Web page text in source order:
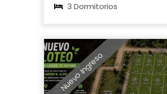
3 Dormitorios
Nuevo Ingreso